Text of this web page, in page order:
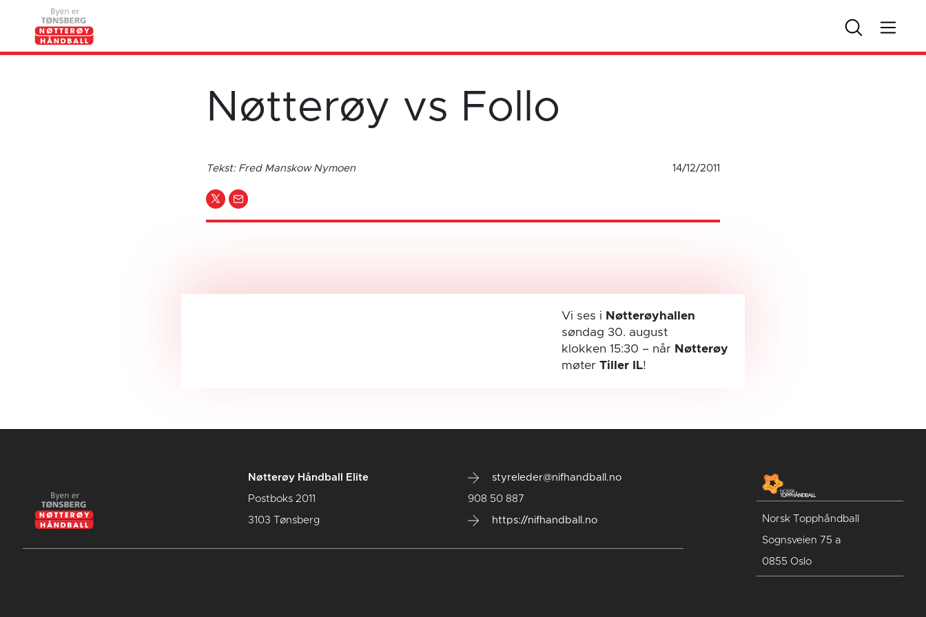
Nøtterøy vs Follo
Tekst: Fred Manskow Nymoen 14/12/2011
Vi ses i Nøtterøyhallen
søndag 30. august
klokken 15:30 – når Nøtterøy
møterTiller IL!
Nøtterøy Håndball Elite
Postboks 2011
3103 Tønsberg
styreleder@nifhandball.no
908 50 887
https://nifhandball.no Norsk Topphåndball
Sognsveien 75 a
0855 Oslo